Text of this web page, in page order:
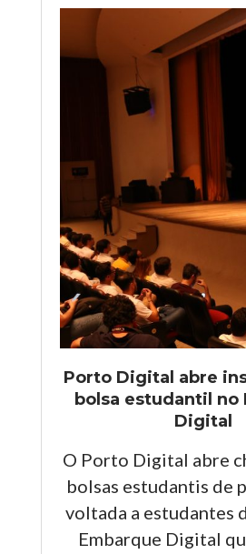
Porto Digital abre
bolsa estudantil no
Digital
O Porto Digital abre
bolsas estudantis de
voltada a estudantes
Embarque Digital